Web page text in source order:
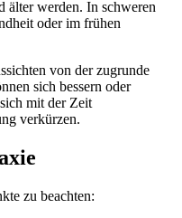
älter werden. In schweren
oder im frühen
von der zugrunde
sich bessern oder
mit der Zeit
verkürzen.
zu beachten: